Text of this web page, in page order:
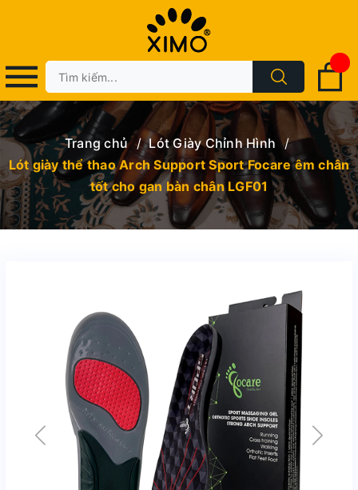
Trang chủ / Lót Giày Chỉnh Hình /
Lót giày thể thao Arch Support Sport Focare êm chân
tốt cho gan bàn chân LGF01